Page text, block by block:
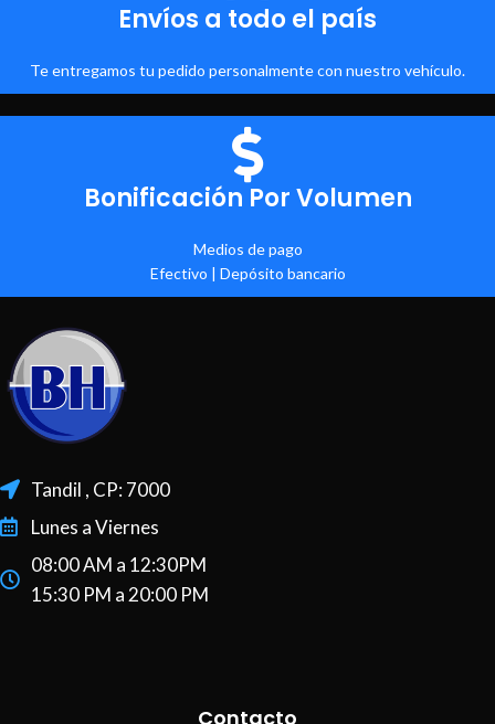
Envíos a todo el país
Te entregamos tu pedido personalmente con nuestro vehículo.
Bonificación Por Volumen
Medios de pago
Efectivo | Depósito bancario
Tandil , CP: 7000
Lunes a Viernes
08:00 AM a 12:30PM
15:30 PM a 20:00 PM
Contacto